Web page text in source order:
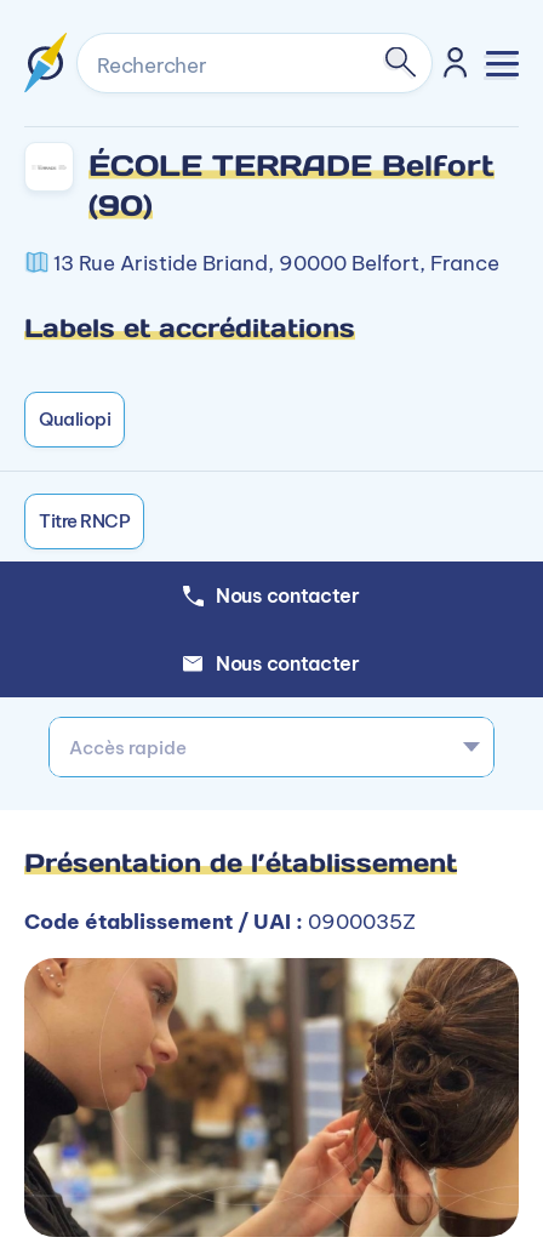
Rechercher
ÉCOLE TERRADE Belfort
(90)
13 Rue Aristide Briand, 90000 Belfort, France
Labels et accréditations
Qualiopi
Titre RNCP
Nous contacter
Nous contacter
Accès rapide
Présentation de l’établissement
Code établissement / UAI : 0900035Z